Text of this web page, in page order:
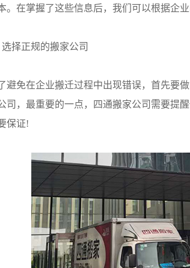
。在掌握了这些信息后，我们可以根据企
正规的搬家公司
免在企业搬迁过程中出现错误，首先要做
司，最重要的一点，四通搬家公司需要提
保证!